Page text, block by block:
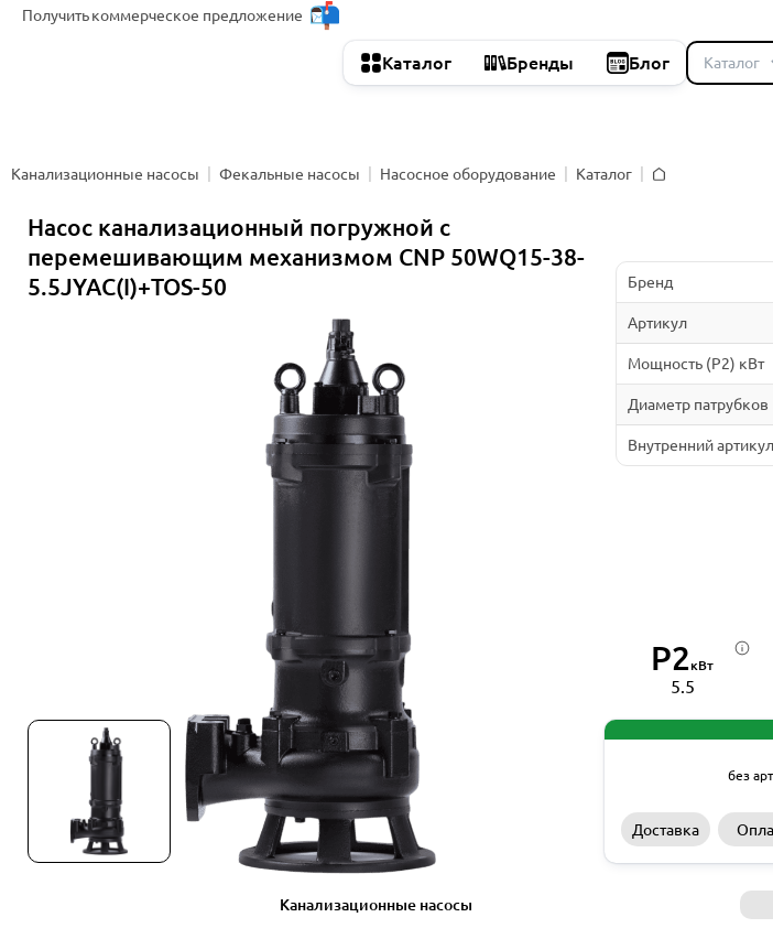
Получитькоммерческое предложение
Каталог Бренды Блог
Канализационные насосы Фекальные насосы Насосное оборудование
Каталог
Насос канализационный погружной с
перемешивающим механизмом CNP 50WQ15-38-
5.5JYAC(I)+TOS-50
Бренд
Артикул
Мощность (P2) кВт
Диаметр патрубков
Внутренний артикул
P2кВт
5.5
без
Доставка
Канализационные насосы